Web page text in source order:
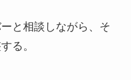
と相談しながら、そ
る。